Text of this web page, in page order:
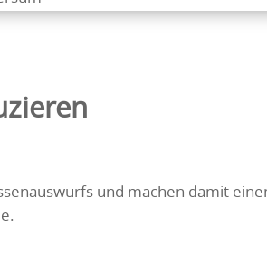
und machen damit